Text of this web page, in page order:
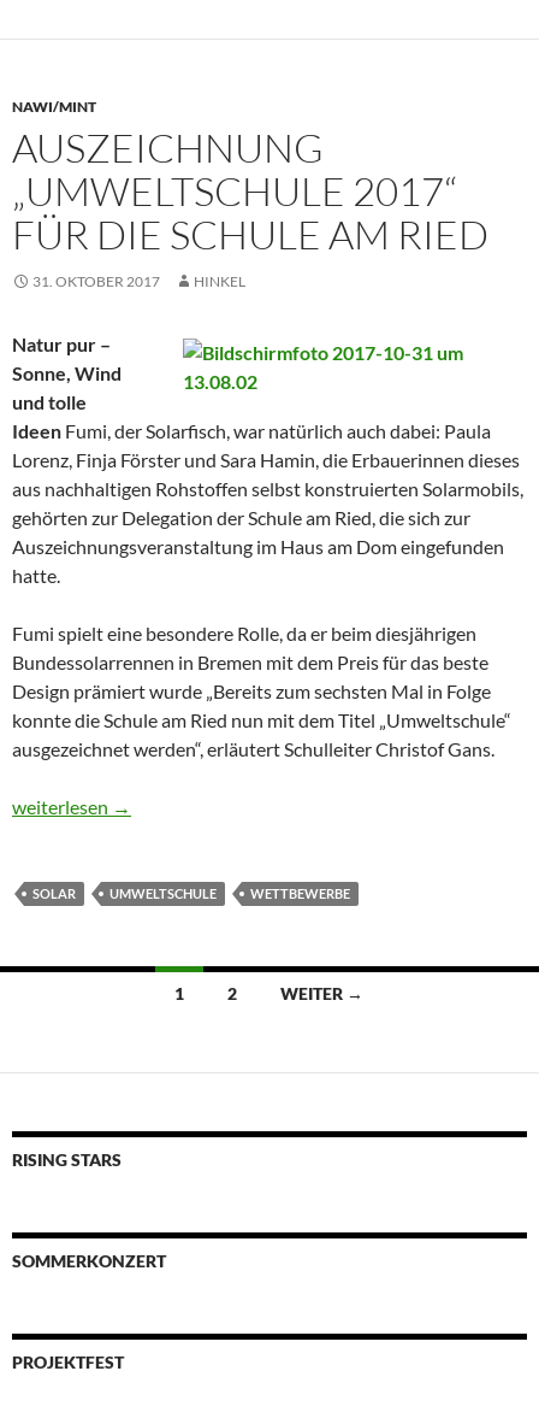
NAWI/MINT
AUSZEICHNUNG
„UMWELTSCHULE 2017“
FÜR DIE SCHULE AM RIED
31. OKTOBER 2017 HINKEL
Natur pur –
Sonne, Wind
und tolle
Ideen Fumi, der Solarfisch, war natürlich auch dabei: Paula
Lorenz, Finja Förster und Sara Hamin, die Erbauerinnen dieses
aus nachhaltigen Rohstoffen selbst konstruierten Solarmobils,
gehörten zur Delegation der Schule am Ried, die sich zur
Auszeichnungsveranstaltung im Haus am Dom eingefunden
hatte.
Fumi spielt eine besondere Rolle, da er beim diesjährigen
Bundessolarrennen in Bremen mit dem Preis für das beste
Design prämiert wurde „Bereits zum sechsten Mal in Folge
konnte die Schule am Ried nun mit dem Titel „Umweltschule“
ausgezeichnet werden“, erläutert Schulleiter Christof Gans.
Auszeichnung „Umweltschule 2017“ für die Schule am Ried
weiterlesen →
SOLAR UMWELTSCHULE WETTBEWERBE
Beitragsnavigation
1 2 WEITER →
RISING STARS
SOMMERKONZERT
PROJEKTFEST